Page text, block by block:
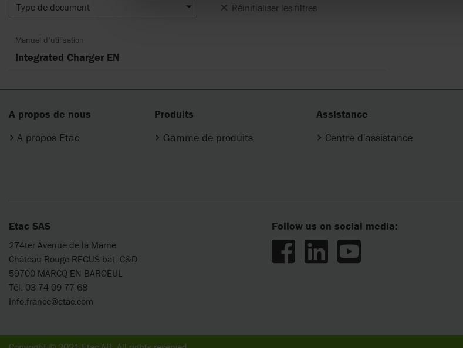
Type de document
Réinitialiser les filtres
Manuel d’utilisation
Integrated Charger EN
A propos de nous
A propos Etac
Produits
Gamme de produits
Assistance
Centre d'assistance
Etac SAS
274ter Avenue de la Marne
Château Rouge REGUS bat. C&D
59700 MARCQ EN BAROEUL
Tél. 03 74 09 77 68
Info.france@etac.com
Follow us on social media: